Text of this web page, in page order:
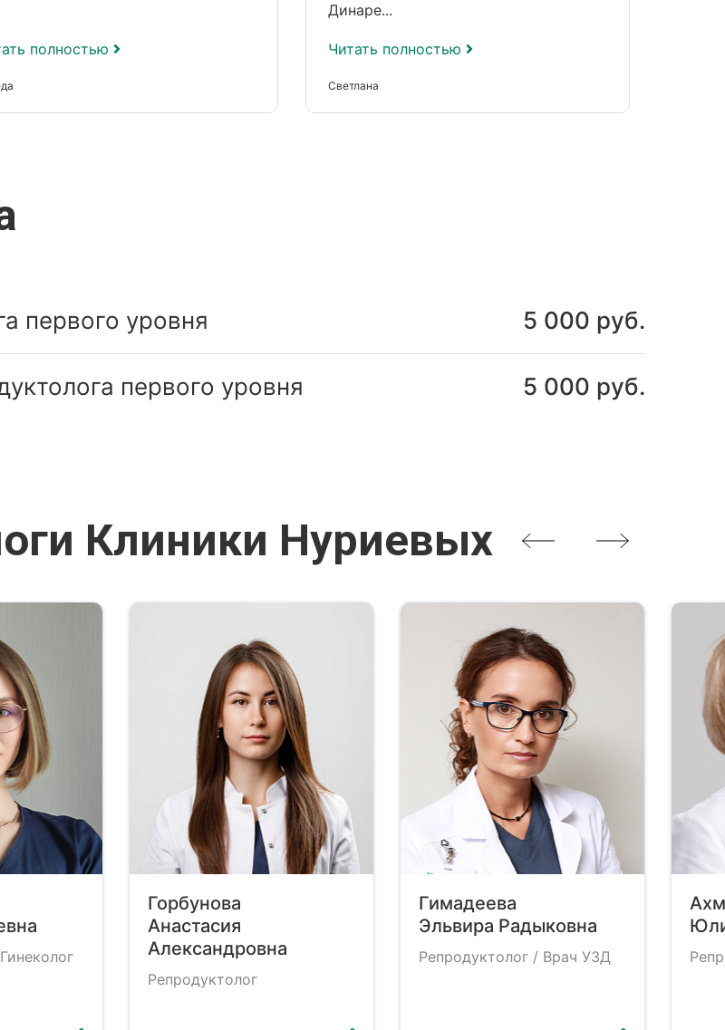
полностью
Динаре...
Читать полностью
Светлана
первого уровня 5 000 руб.
первого уровня 5 000 руб.
Клиники Нуриевых
Горбунова
Анастасия
Александровна
Репродуктолог
Гимадеева
Эльвира Радыковна
Репродуктолог / Врач УЗД